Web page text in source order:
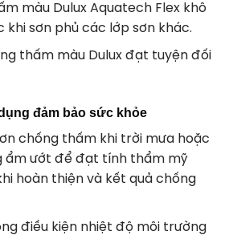
màu Dulux Aquatech Flexkhô
khi sơn phủ các lớp sơn khác.
thấm màu Dulux đạt tuyện đối
đảm bảo sức khỏe
chống thấm khi trời mưa hoặc
ẩm ướt để đạt tính thẩm mỹ
hoàn thiện và kết quả chống
điều kiện nhiệt độ môi trường